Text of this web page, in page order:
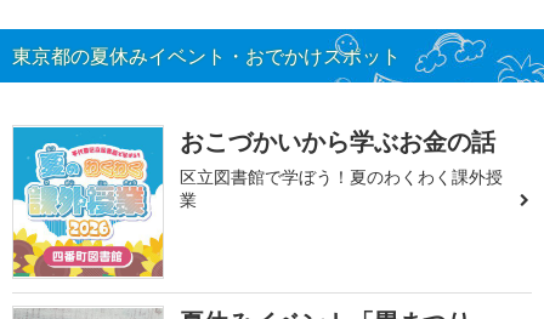
東京都の夏休みイベント・おでかけスポット
おこづかいから学ぶお金の話
区立図書館で学ぼう！夏のわくわく課外授
業